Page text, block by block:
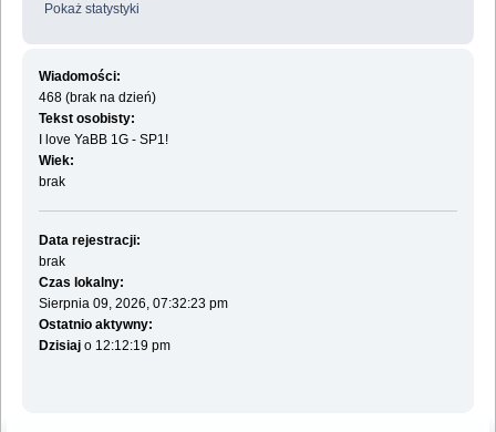
Pokaż statystyki
Wiadomości:
468 (brak na dzień)
Tekst osobisty:
I love YaBB 1G - SP1!
Wiek:
brak
Data rejestracji:
brak
Czas lokalny:
Sierpnia 09, 2026, 07:32:23 pm
Ostatnio aktywny:
Dzisiajo 12:12:19 pm